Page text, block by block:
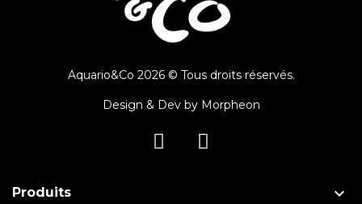
Aquario&Co 2026 © Tous droits réservés.
Design & Dev by Morpheon
Produits 